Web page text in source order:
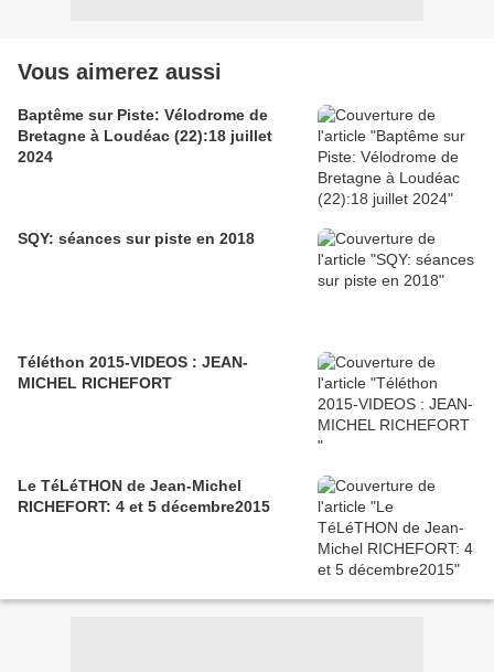
Vous aimerez aussi
Baptême sur Piste: Vélodrome de
Bretagne à Loudéac (22):18 juillet
2024
SQY: séances sur piste en 2018
Téléthon 2015-VIDEOS : JEAN-
MICHEL RICHEFORT
Le TéLéTHON de Jean-Michel
RICHEFORT: 4 et 5 décembre2015